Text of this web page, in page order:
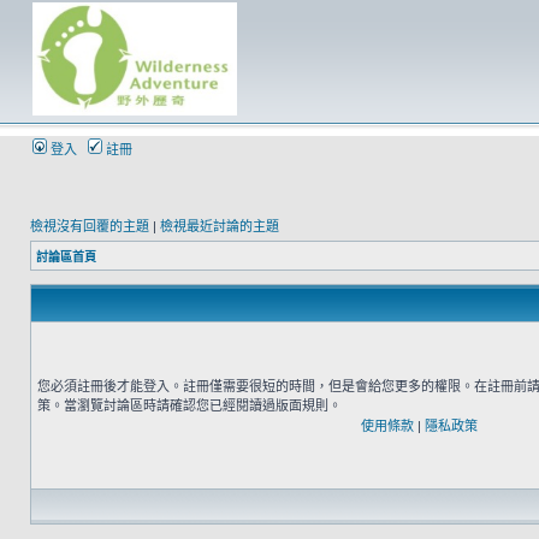
登入 註冊
檢視沒有回覆的主題 | 檢視最近討論的主題
討論區首頁
您必須註冊後才能登入。註冊僅需要很短的時間，但是會給您更多的權限。在註冊前
策。當瀏覽討論區時請確認您已經閱讀過版面規則。
使用條款 | 隱私政策